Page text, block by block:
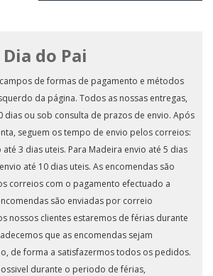
do Pai
de formas de pagamento e métodos
da página. Todos as nossas entregas,
dias ou sob consulta de prazos de envio. Após
seguem os tempo de envio pelos correios:
até 3 dias uteis. Para Madeira envio até 5 dias
até 10 dias uteis. As encomendas são
correios com o pagamento efectuado a
são enviadas por correio
nossos clientes estaremos de férias durante
que as encomendas sejam
de forma a satisfazermos todos os pedidos.
durante o periodo de férias,